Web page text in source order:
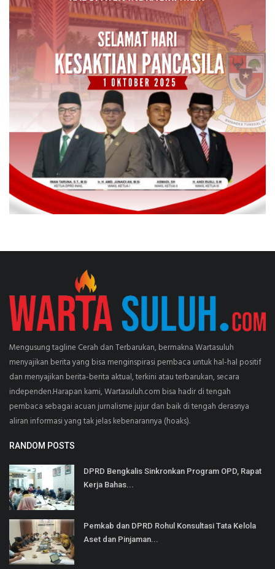
Mengusung tagline Cerah dan Terbarukan, bermakna Wartasuluh
menyajikan berita yang bisa menginspirasi pembaca untuk hal-hal positif
dan menyajikan berita-berita aktual, terkini atau terbarukan, secara
independen.Harapan kami, Wartasuluh.com bisa hadir di tengah
pembaca sebagai acuan jurnalisme jujur dan baik di tengah derasnya
aliran informasi yang tak jelas kebenarannya (hoaks).
RANDOM POSTS
DPRD Bengkalis Sinkronkan Program OPD, Rapat
Kerja Bahas...
Pemkab dan DPRD Rohul Konsultasi Tata Kelola
Aset dan Pinjaman...